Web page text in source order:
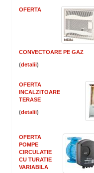
OFERTA
CONVECTOARE PE GAZ
( )
OFERTA
INCALZITOARE
TERASE
( )
OFERTA
POMPE
CIRCULATIE
CU TURATIE
VARIABILA